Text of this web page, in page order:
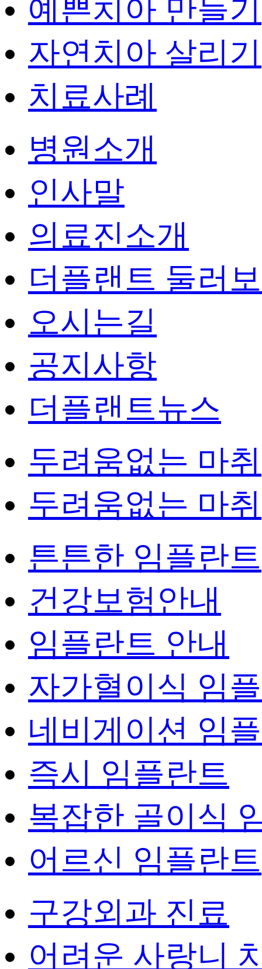
예쁜치아 만들기
자연치아 살리기
치료사례
병원소개
인사말
의료진소개
더플랜트 둘러
오시는길
공지사항
더플랜트뉴스
두려움없는 마취
두려움없는 마취
튼튼한 임플란트
건강보험안내
임플란트 안내
자가혈이식 임
네비게이션 임
즉시 임플란트
복잡한 골이식
어르신 임플란트
구강외과 진료
어려운 사랑니